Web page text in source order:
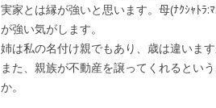
実家とは縁が強いと思います。母(ﾅｸｼｬﾄﾗ:
が強い気がします。
姉は私の名付け親でもあり、歳は違いま
また、親族が不動産を譲ってくれるとい
か。